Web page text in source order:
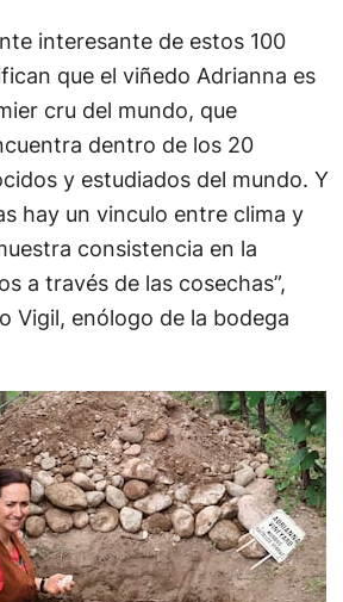
interesante de estos 100
que el viñedo Adrianna es
cru del mundo, que
dentro de los 20
y estudiados del mundo. Y
hay un vinculo entre clima y
consistencia en la
a través de las cosechas”,
Vigil, enólogo de la bodega